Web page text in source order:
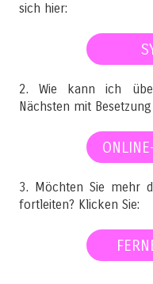
sich hier:
2. Wie kann ich
Nächsten mit
3. Möchten Sie mehr
fortleiten? Klicken Sie: